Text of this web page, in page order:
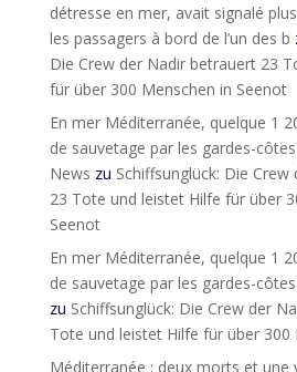
détresse en mer, avait signalé
les passagers à bord de l’un des b
Die Crew der Nadir betrauert 23
für über 300 Menschen in Seenot
En mer Méditerranée, quelque 1
de sauvetage par les gardes-
News zu Schiffsunglück: Die
23 Tote und leistet Hilfe für über
Seenot
En mer Méditerranée, quelque 1
de sauvetage par les gardes-
zu Schiffsunglück: Die Crew der
Tote und leistet Hilfe für über 300
Méditerranée : deux morts et une